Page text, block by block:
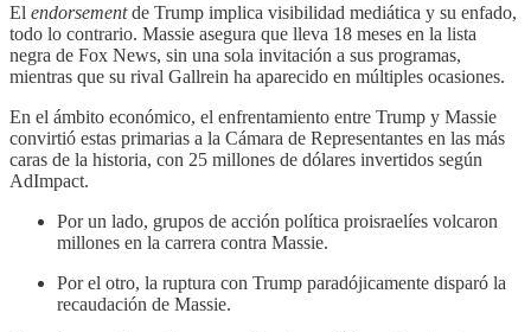
El endorsementde Trump implica visibilidad mediática y su enfado,
todo lo contrario. Massie asegura que lleva 18 meses en la lista
negra de Fox News, sin una sola invitación a sus programas,
mientras que su rival Gallrein ha aparecido en múltiples ocasiones.
En el ámbito económico, el enfrentamiento entre Trump y Massie
convirtió estas primarias a la Cámara de Representantes en las más
caras de la historia, con 25 millones de dólares invertidos según
AdImpact.
Por un lado, grupos de acción política proisraelíes volcaron
millones en la carrera contra Massie.
Por el otro, la ruptura con Trump paradójicamente disparó la
recaudación de Massie.